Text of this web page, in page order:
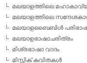
മലയാളത്തിലെ
മലയാളത്തിലെ
മലയാളബൈബിള്‍
മലയാളഭാഷാചരിത്രം
മിശ്രഭാഷാ വാദം
മിസ്റ്റിക് കവിതകള്‍